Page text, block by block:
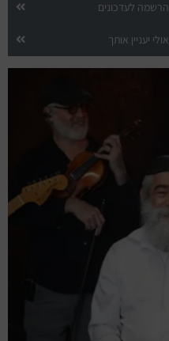
הרשמה לעדכונים
אולי יעניין אותך